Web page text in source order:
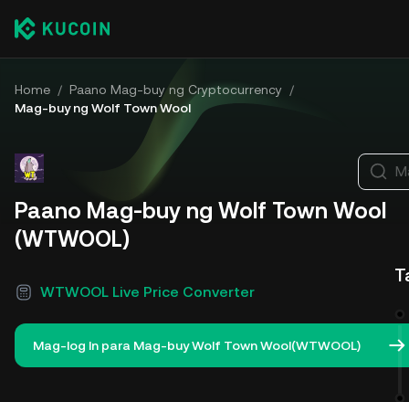
Home / Paano Mag-buy ng Cryptocurrency /
Mag-buy ng Wolf Town Wool
Paano Mag-buy ng Wolf Town Wool
(WTWOOL)
WTWOOL Live Price Converter
Mag-log In para Mag-buy Wolf Town Wool(WTWOOL)